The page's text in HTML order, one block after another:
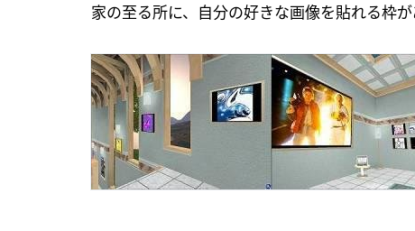
家の至る所に、自分の好きな画像を貼れる枠